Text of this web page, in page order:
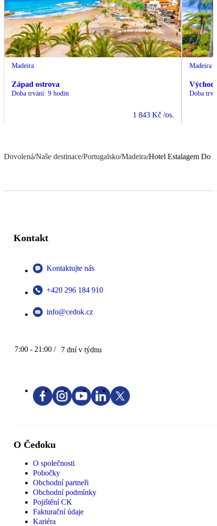
Madeira
Západ ostrova
Doba trvání: 9 hodin
1 843 Kč /os.
Madeira
Východ
Doba
Dovolená/Naše destinace/Portugalsko/Madeira/Hotel Estalagem Do
Kontakt
Kontaktujte nás
+420 296 184 910
info@cedok.cz
7:00 - 21:00 / 7 dní v týdnu
O Čedoku
O společnosti
Pobočky
Obchodní partneři
Obchodní podmínky
Pojištění CK
Fakturační údaje
Kariéra